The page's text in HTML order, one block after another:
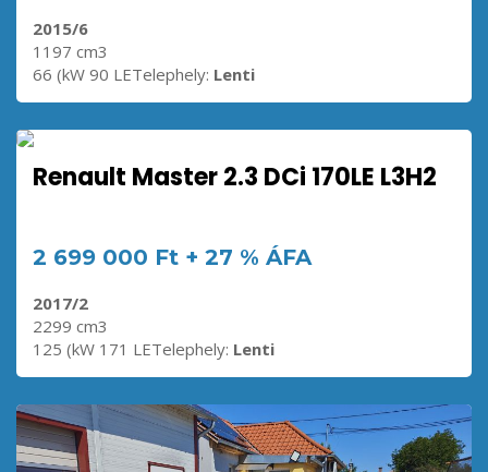
2015/6
1197 cm3
66 (kW 90 LETelephely: Lenti
Renault Master 2.3 DCi 170LE L3H2
2 699 000 Ft + 27 % ÁFA
2017/2
2299 cm3
125 (kW 171 LETelephely: Lenti